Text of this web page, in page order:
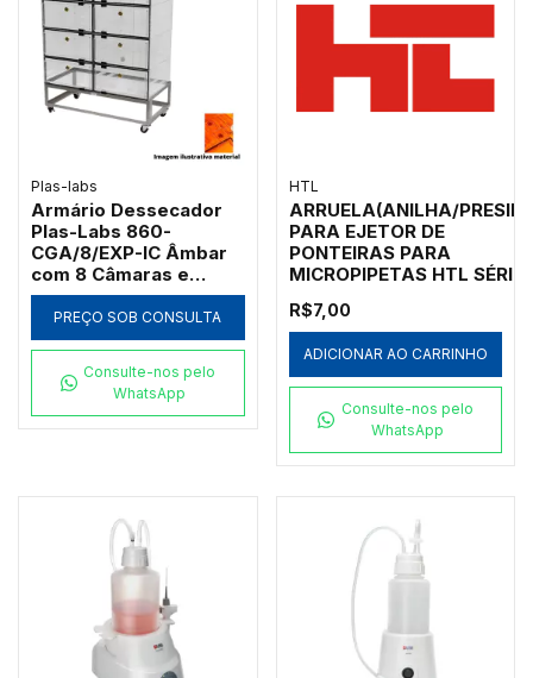
Plas-labs
Armário Dessecador
Plas-Labs 860-
CGA/8/EXP-IC Âmbar
com 8 Câmaras e
Carrinho Inox
PREÇO SOB CONSULTA
Consulte-nos pelo
WhatsApp
HTL
ARRUELA(ANILHA/
PARA EJETOR DE
PONTEIRAS PARA
MICROPIPETAS HTL
COMFORT, LABMATE,
LABMATE SOFT,
R$7,00
ADICIONAR AO CARRINHO
Consulte-nos pelo
WhatsApp